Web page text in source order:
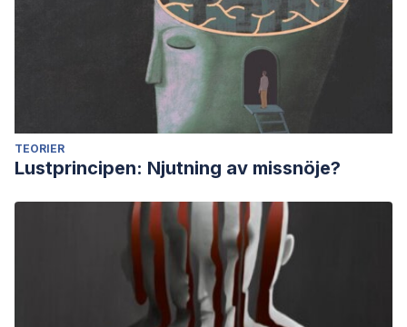
TEORIER
Lustprincipen: Njutning av missnöje?